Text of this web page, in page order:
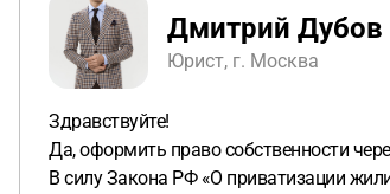
Дмитрий Дубов
Юрист, г. Москва
Здравствуйте!
Да, оформить право собственности
В силу Закона РФ «О приватизации